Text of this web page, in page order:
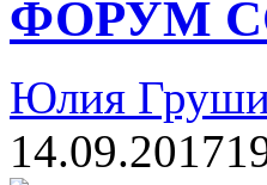
ФОРУМ
Юлия
14.09.2017